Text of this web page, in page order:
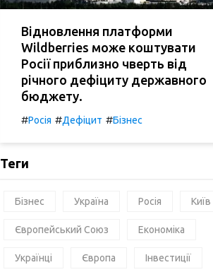
Відновлення платформи
Wildberries може коштувати
Росії приблизно чверть від
річного дефіциту державного
бюджету.
#Росія #Дефіцит #Бізнес
Теги
Бізнес Україна Росія Київ
Європейський Союз Економіка
Українці Європа Інвестиції